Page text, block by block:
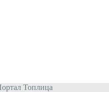
Топлица